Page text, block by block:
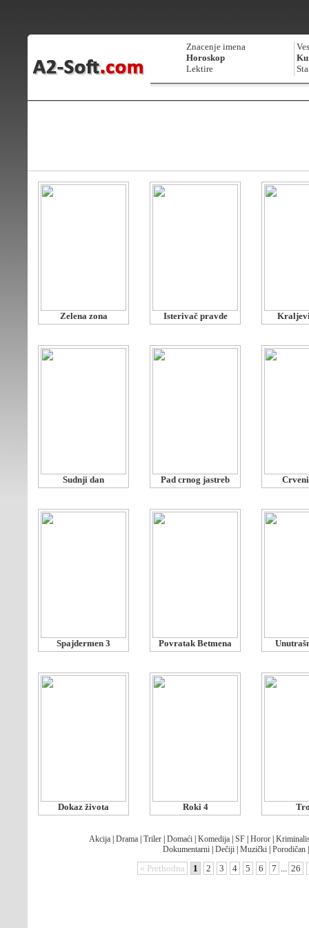
Znacenje imena
Horoskop
Lektire
Zelena zona Isterivač pravde
Sudnji dan Pad crnog jastreb
Spajdermen 3 Povratak Betmena
Dokaz života Roki 4
Akcija| Drama| Triler| Domaći| Komedija| SF| Horor|
Dokumentarni Dečiji Muzički Porodičan
« Prethodna 1 2 3 4 5 6 7 ... 26